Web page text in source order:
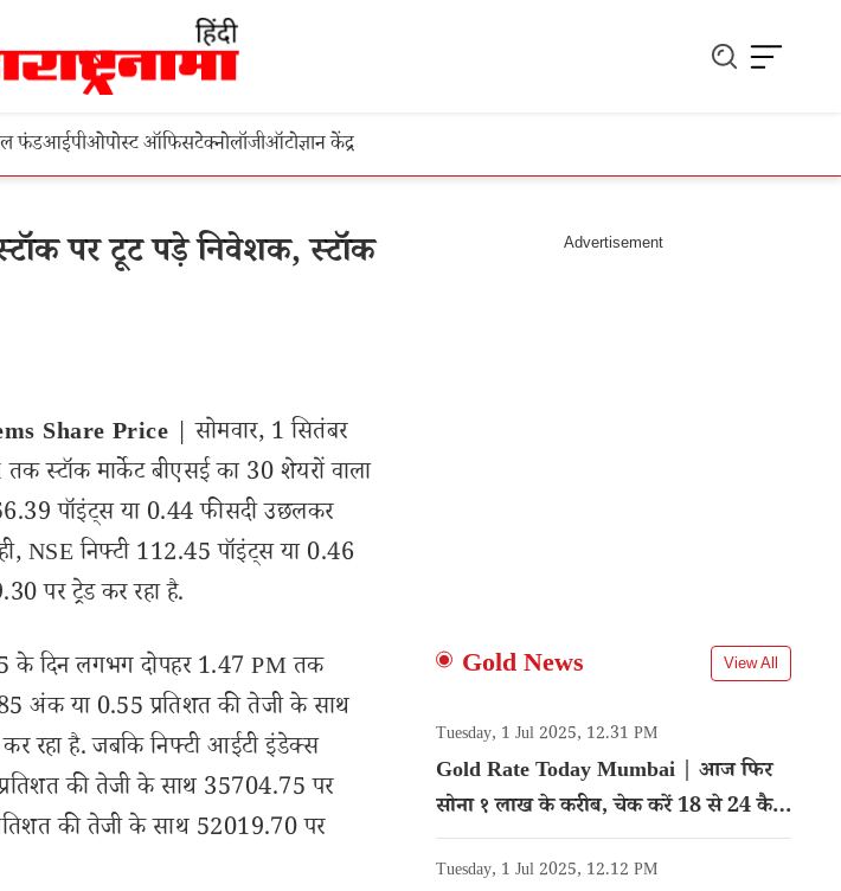
फंडआईपीओपोस्ट ऑफिसटेक्नोलॉजीऑटोज्ञान केंद्र
पर टूट पड़े निवेशक, स्टॉक
Share Price | सोमवार, 1 सितंबर
स्टॉक मार्केट बीएसई का 30 शेयरों वाला
पॉइंट्स या 0.44 फीसदी उछलकर
NSE निफ्टी 112.45 पॉइंट्स या 0.46
पर ट्रेड कर रहा है.
के दिन लगभग दोपहर 1.47 PM तक
अंक या 0.55 प्रतिशत की तेजी के साथ
रहा है. जबकि निफ्टी आईटी इंडेक्स
की तेजी के साथ 35704.75 पर
की तेजी के साथ 52019.70 पर
Gold News View All
Tuesday, 1 Jul 2025, 12.31 PM
Gold Rate Today Mumbai | आज फिर
सोना १ लाख के करीब, चेक करें 18 से 24 कैरेट
गोल्ड का रेट
Tuesday, 1 Jul 2025, 12.12 PM